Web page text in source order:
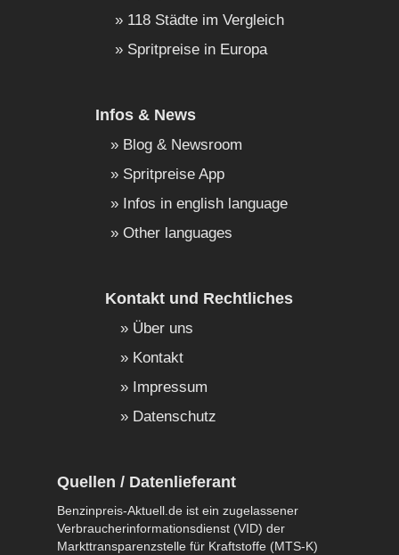
118 Städte im Vergleich
Spritpreise in Europa
Infos & News
Blog & Newsroom
Spritpreise App
Infos in english language
Other languages
Kontakt und Rechtliches
Über uns
Kontakt
Impressum
Datenschutz
Quellen / Datenlieferant
Benzinpreis-Aktuell.de ist ein zugelassener
Verbraucherinformationsdienst (VID) der
Markttransparenzstelle für Kraftstoffe (MTS-K)